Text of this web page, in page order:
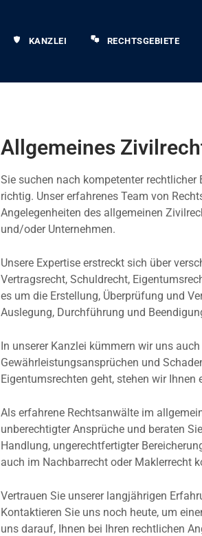
KANZLEI RECHTSGEBIETE
Allgemeines
Sie suchen nach kompetenter
richtig. Unser erfahrenes Team von
Angelegenheiten des allgemeinen
und/oder Unternehmen.
Unsere Expertise erstreckt sich über
Vertragsrecht, Schuldrecht,
es um die Erstellung, Überprüfung und
Auslegung, Durchführung und
In unserer Kanzlei kümmern wir uns
Gewährleistungsansprüchen und
Eigentumsrechten geht, stehen wir
Als erfahrene Rechtsanwälte im
unberechtigter Ansprüche und beraten
Handlung, ungerechtfertigter
auch im Nachbarrecht oder Maklerrecht
Vertrauen Sie unserer langjährigen
Kontaktieren Sie uns noch heute, um
uns darauf, Ihnen bei Ihren rechtlichen